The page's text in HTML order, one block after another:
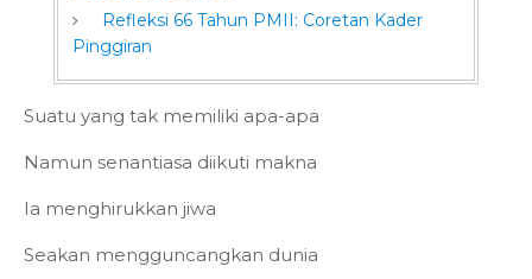
Refleksi 66 Tahun PMII: Coretan Kader
Pinggiran
Suatu yang tak memiliki apa-apa
Namun senantiasa diikuti makna
Ia menghirukkan jiwa
Seakan mengguncangkan dunia